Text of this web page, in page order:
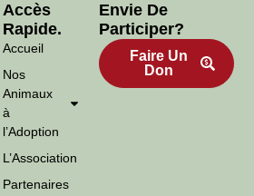
Accès
Rapide.
Accueil
Nos
Animaux
à
l’Adoption
L’Association
Partenaires
Envie De
Participer?
Faire Un
Don